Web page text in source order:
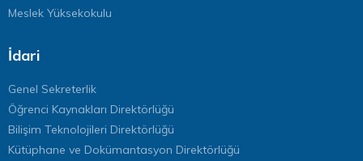
Meslek Yüksekokulu
İdari
Genel Sekreterlik
Öğrenci Kaynakları Direktörlüğü
Bilişim Teknolojileri Direktörlüğü
Kütüphane ve Dokümantasyon Direktörlüğü